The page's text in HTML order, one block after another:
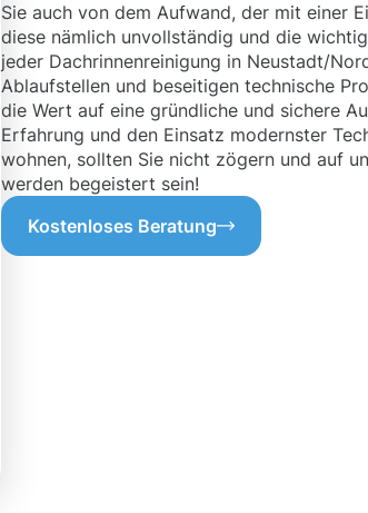
Sie auch von dem Aufwand, der mit einer
diese nämlich unvollständig und die
jeder Dachrinnenreinigung in Neustadt/
Ablaufstellen und beseitigen technische
die Wert auf eine gründliche und sichere
Erfahrung und den Einsatz modernster
wohnen, sollten Sie nicht zögern und auf
werden begeistert sein!
Kostenloses Beratung